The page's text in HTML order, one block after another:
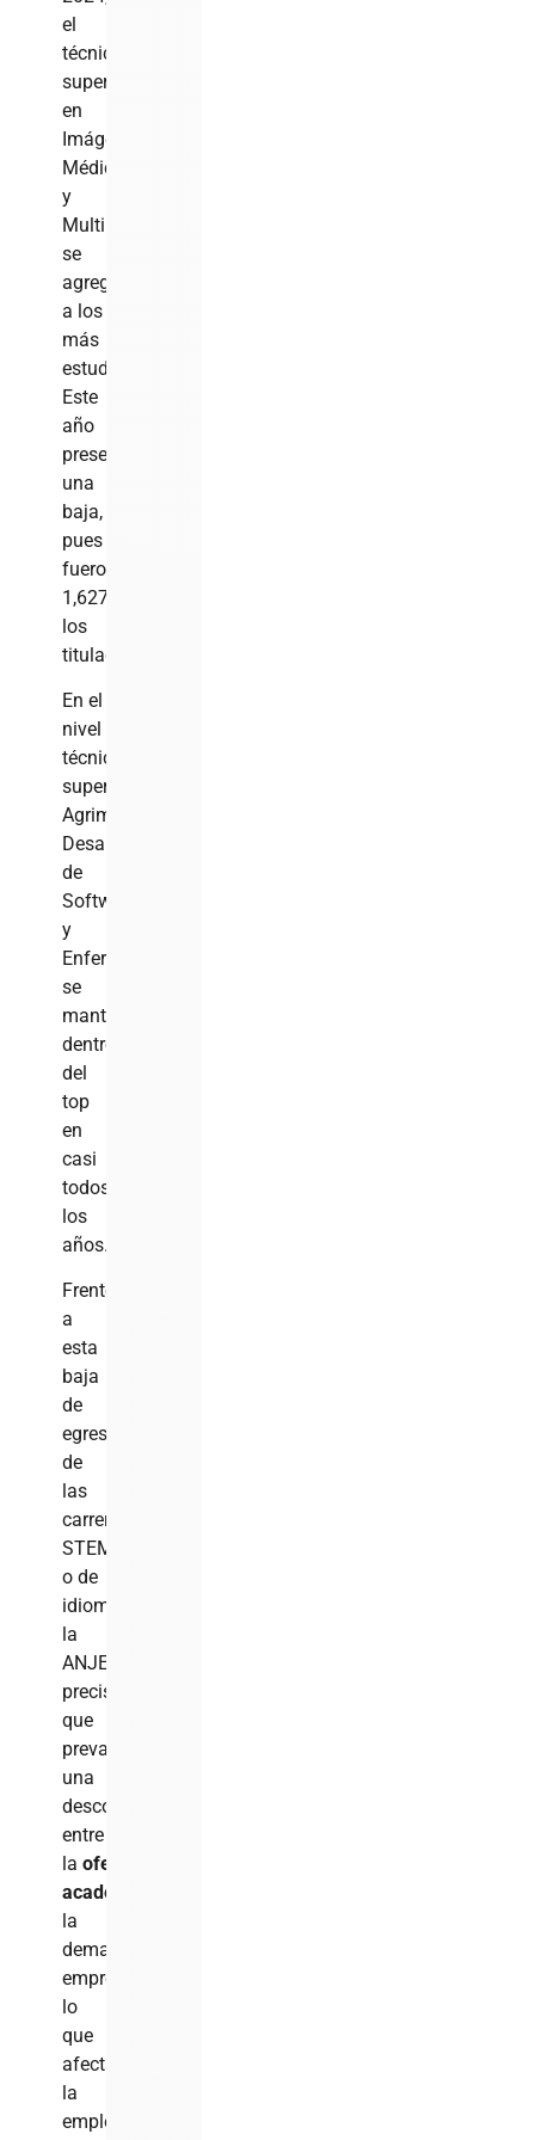
el
técnico
superior
en
Imágenes
Médicas
y
Multimedia
se
agregó
a los
más
estudiados.
Este
año
presentó
una
baja,
pues
fueron
1,627
los
titulados.
En el
nivel
técnico
superior,
Agrimensura,
Desarrollo
de
Software
y
Enfermería
se
mantienen
dentro
del
top
en
casi
todos
los
años.
Frente
a
esta
baja
de
egresados
de
las
carreras
STEM
o de
idiomas,
la
ANJE
precisó
que
prevalece
una
desconexión
entre
la oferta
académica
la
demanda
empresarial,
lo
que
afecta
la
empleabilidad